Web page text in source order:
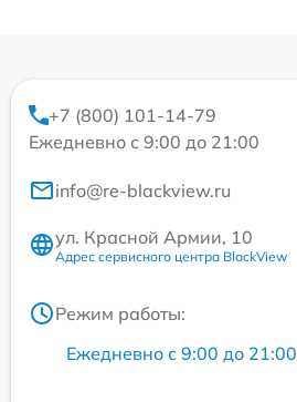
+7 (800) 101-14-79
Ежедневно с 9:00 до 21:00
info@re-blackview.ru
ул. Красной Армии, 10
Адрес сервисного центра BlackView
Режим работы:
Ежедневно с 9:00 до 21:00